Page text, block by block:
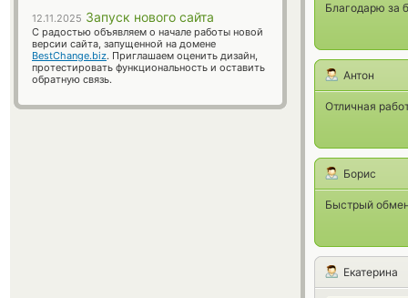
Благодарю за
Антон
Отличная
Борис
Быстрый
Екатерина
12.11.2025 Запуск нового сайта
С радостью объявляем о начале работы новой
версии сайта, запущенной на домене
BestChange.biz. Приглашаем оценить дизайн,
протестировать функциональность и оставить
обратную связь.